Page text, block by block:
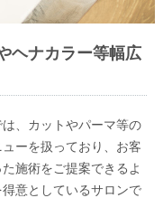
ヘナカラー等幅広
、カットやパーマ等の
ーを扱っており、お客
施術をご提案できるよ
意としているサロンで